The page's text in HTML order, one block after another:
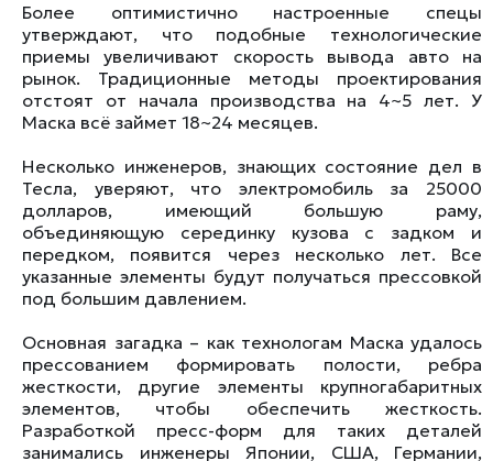
Более оптимистично настроенные спецы
утверждают, что подобные технологические
приемы увеличивают скорость вывода авто на
рынок. Традиционные методы проектирования
отстоят от начала производства на 4~5 лет. У
Маска всё займет 18~24 месяцев.
Несколько инженеров, знающих состояние дел в
Тесла, уверяют, что электромобиль за 25000
долларов, имеющий большую раму,
объединяющую серединку кузова с задком и
передком, появится через несколько лет. Все
указанные элементы будут получаться прессовкой
под большим давлением.
Основная загадка – как технологам Маска удалось
прессованием формировать полости, ребра
жесткости, другие элементы крупногабаритных
элементов, чтобы обеспечить жесткость.
Разработкой пресс-форм для таких деталей
занимались инженеры Японии, США, Германии,